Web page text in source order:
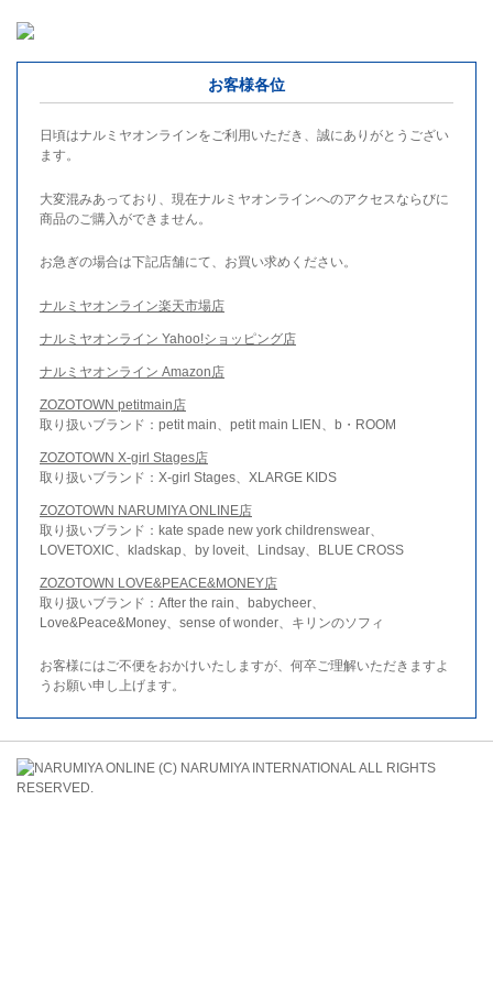
お客様各位
日頃はナルミヤオンラインをご利用いただき、誠にありがとうござい
ます。
大変混みあっており、現在ナルミヤオンラインへのアクセスならびに
商品のご購入ができません。
お急ぎの場合は下記店舗にて、お買い求めください。
ナルミヤオンライン楽天市場店
ナルミヤオンライン Yahoo!ショッピング店
ナルミヤオンライン Amazon店
ZOZOTOWN petitmain店
取り扱いブランド：petit main、petit main LIEN、b・ROOM
ZOZOTOWN X-girl Stages店
取り扱いブランド：X-girl Stages、XLARGE KIDS
ZOZOTOWN NARUMIYA ONLINE店
取り扱いブランド：kate spade new york childrenswear、
LOVETOXIC、kladskap、by loveit、Lindsay、BLUE CROSS
ZOZOTOWN LOVE&PEACE&MONEY店
取り扱いブランド：After the rain、babycheer、
Love&Peace&Money、sense of wonder、キリンのソフィ
お客様にはご不便をおかけいたしますが、何卒ご理解いただきますよ
うお願い申し上げます。